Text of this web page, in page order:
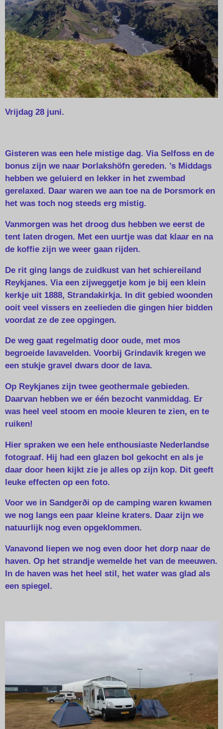
Vrijdag 28 juni.
Gisteren was een hele mistige dag. Via Selfoss en de
bonus zijn we naar Þorlakshöfn gereden. ’s Middags
hebben we geluierd en lekker in het zwembad
gerelaxed. Daar waren we aan toe na de Þorsmork en
het was toch nog steeds erg mistig.
Vanmorgen was het droog dus hebben we eerst de
tent laten drogen. Met een uurtje was dat klaar en na
de koffie zijn we weer gaan rijden.
De rit ging langs de zuidkust van het schiereiland
Reykjanes. Via een zijweggetje kom je bij een klein
kerkje uit 1888, Strandakirkja. In dit gebied woonden
ooit veel vissers en zeelieden die gingen hier bidden
voordat ze de zee opgingen.
De weg gaat regelmatig door oude, met mos
begroeide lavavelden. Voorbij Grindavik kregen we
een stukje gravel dwars door de lava.
Op Reykjanes zijn twee geothermale gebieden.
Daarvan hebben we er één bezocht vanmiddag. Er
was heel veel stoom en mooie kleuren te zien, en te
ruiken!
Hier spraken we een hele enthousiaste Nederlandse
fotograaf. Hij had een glazen bol gekocht en als je
daar door heen kijkt zie je alles op zijn kop. Dit geeft
leuke effecten op een foto.
Voor we in Sandgerði op de camping waren kwamen
we nog langs een paar kleine kraters. Daar zijn we
natuurlijk nog even opgeklommen.
Vanavond liepen we nog even door het dorp naar de
haven. Op het strandje wemelde het van de meeuwen.
In de haven was het heel stil, het water was glad als
een spiegel.